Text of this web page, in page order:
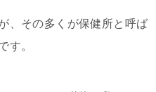
、その多くが保健所と呼ば
す。